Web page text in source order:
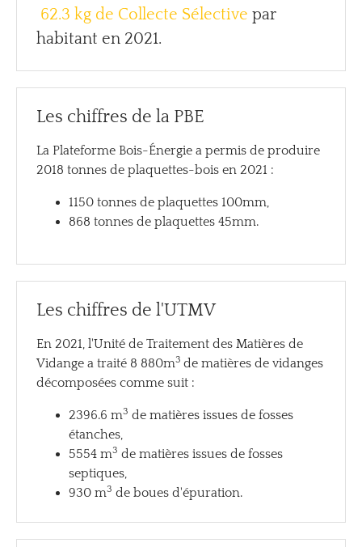
62.3 kg de Collecte Sélective par
habitant en 2021.
Les chiffres de la PBE
La Plateforme Bois-Énergie a permis de produire
2018 tonnes de plaquettes-bois en 2021 :
1150 tonnes de plaquettes 100mm,
868 tonnes de plaquettes 45mm.
Les chiffres de l'UTMV
En 2021, l'Unité de Traitement des Matières de
Vidange a traité 8 880m3 de matières de vidanges
décomposées comme suit :
2396.6 m3 de matières issues de fosses
étanches,
5554 m3 de matières issues de fosses
septiques,
930 m3 de boues d'épuration.